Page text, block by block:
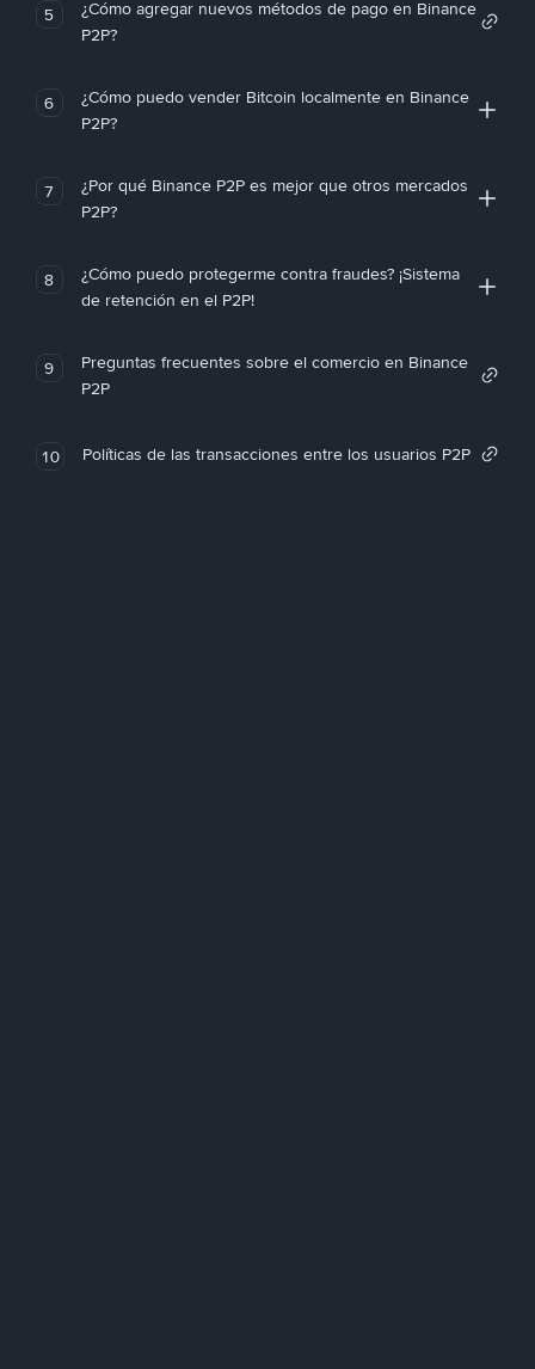
5
¿Cómo agregar nuevos métodos de pago en Binance
P2P?
6
¿Cómo puedo vender Bitcoin localmente en Binance
P2P?
7
¿Por qué Binance P2P es mejor que otros mercados
P2P?
8
¿Cómo puedo protegerme contra fraudes? ¡Sistema
de retención en el P2P!
9
Preguntas frecuentes sobre el comercio en Binance
P2P
10 Políticas de las transacciones entre los usuarios P2P